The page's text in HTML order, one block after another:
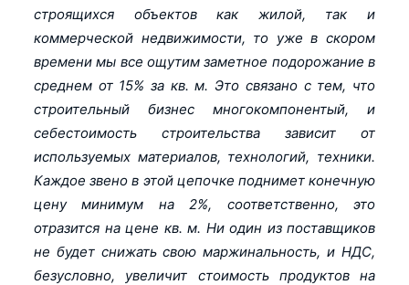
строящихся объектов как жилой, так и
коммерческой недвижимости, то уже в скором
времени мы все ощутим заметное подорожание в
среднем от 15% за кв. м. Это связано с тем, что
строительный бизнес многокомпонентый, и
себестоимость строительства зависит от
используемых материалов, технологий, техники.
Каждое звено в этой цепочке поднимет конечную
цену минимум на 2%, соответственно, это
отразится на цене кв. м. Ни один из поставщиков
не будет снижать свою маржинальность, и НДС,
безусловно, увеличит стоимость продуктов на